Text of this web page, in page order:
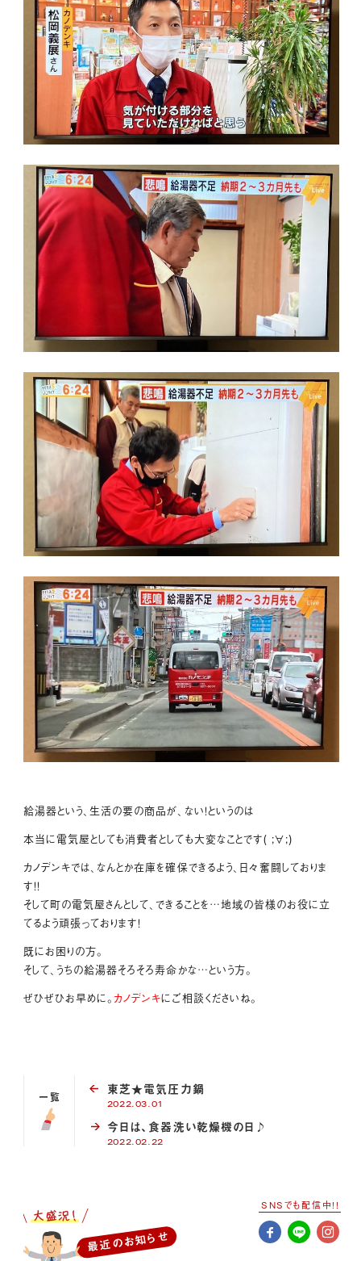
給湯器という、生活の要の商品が、ない！というのは
本当に電気屋としても消費者としても大変なことです( ;∀;)
カノデンキでは、なんとか在庫を確保できるよう、日々奮闘しておりま
す！！
そして町の電気屋さんとして、できることを…地域の皆様のお役に立
てるよう頑張っております！
既にお困りの方。
そして、うちの給湯器そろそろ寿命かな…という方。
ぜひぜひお早めに。 カノデンキにご相談くださいね。
一覧 東芝★電気圧力鍋
2022.03.01
今日は、食器洗い乾燥機の日♪
2022.02.22
最近のお知らせ
SNSでも配信中!!